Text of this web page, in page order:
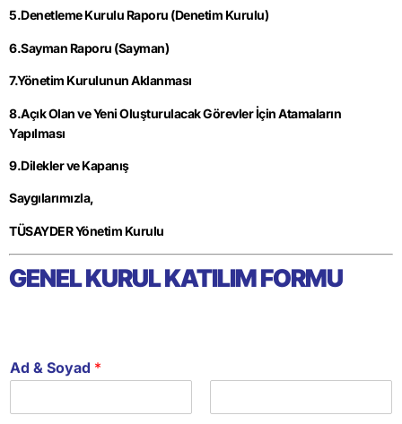
5.Denetleme Kurulu Raporu (Denetim Kurulu)
6.Sayman Raporu (Sayman)
7.Yönetim Kurulunun Aklanması
8.Açık Olan ve Yeni Oluşturulacak Görevler İçin Atamaların
Yapılması
9.Dilekler ve Kapanış
Saygılarımızla,
TÜSAYDER Yönetim Kurulu
GENEL KURUL KATILIM FORMU
Ad & Soyad *